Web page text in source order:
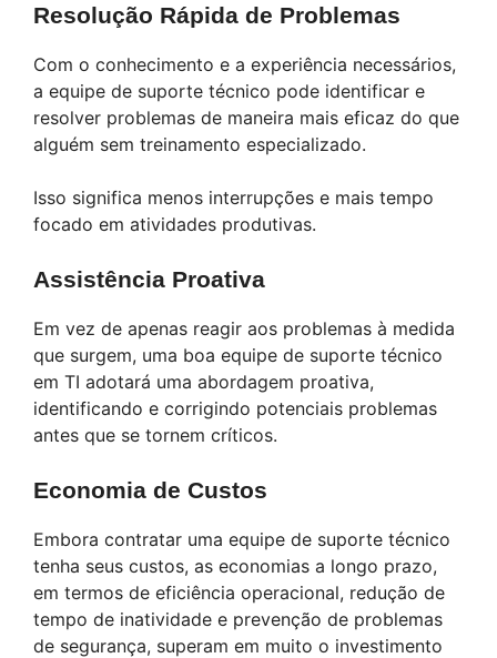
Resolução Rápida de Problemas
Com o conhecimento e a experiência necessários,
a equipe de suporte técnico pode identificar e
resolver problemas de maneira mais eficaz do que
alguém sem treinamento especializado.
Isso significa menos interrupções e mais tempo
focado em atividades produtivas.
Assistência Proativa
Em vez de apenas reagir aos problemas à medida
que surgem, uma boa equipe de suporte técnico
em TI adotará uma abordagem proativa,
identificando e corrigindo potenciais problemas
antes que se tornem críticos.
Economia de Custos
Embora contratar uma equipe de suporte técnico
tenha seus custos, as economias a longo prazo,
em termos de eficiência operacional, redução de
tempo de inatividade e prevenção de problemas
de segurança, superam em muito o investimento